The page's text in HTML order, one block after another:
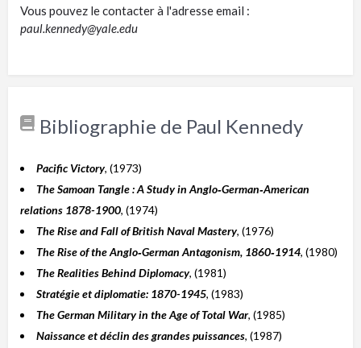
Vous pouvez le contacter à l'adresse email :
paul.kennedy@yale.edu
Bibliographie de Paul Kennedy
Pacific Victory, (1973)
The Samoan Tangle : A Study in Anglo‑German‑American
relations 1878-1900, (1974)
The Rise and Fall of British Naval Mastery, (1976)
The Rise of the Anglo‑German Antagonism, 1860‑1914, (1980)
The Realities Behind Diplomacy, (1981)
Stratégie et diplomatie: 1870-1945, (1983)
The German Military in the Age of Total War, (1985)
Naissance et déclin des grandes puissances, (1987)